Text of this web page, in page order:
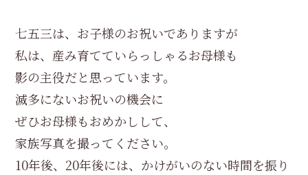
七五三は、お子様のお祝いでありますが
私は、産み育てていらっしゃるお母様も
影の主役だと思っています。
滅多にないお祝いの機会に
ぜひお母様もおめかしして、
家族写真を撮ってください。
10年後、20年後には、かけがいのない時間を振り